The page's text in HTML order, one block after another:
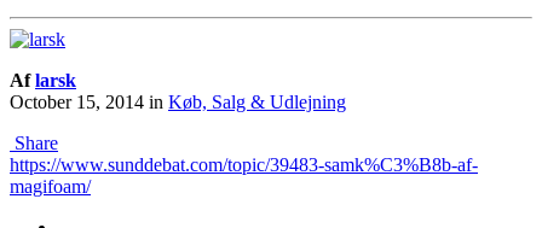
Aflarsk
October 15, 2014 in Køb, Salg & Udlejning
Share
https://www.sunddebat.com/topic/39483-samk%C3%B8b-af-
magifoam/